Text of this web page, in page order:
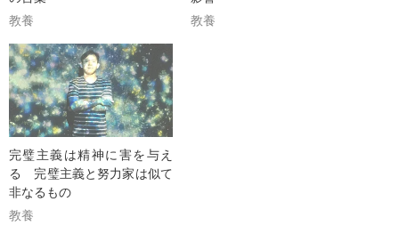
教養 教養
完璧主義は精神に害を与え
る 完璧主義と努力家は似て
非なるもの
教養